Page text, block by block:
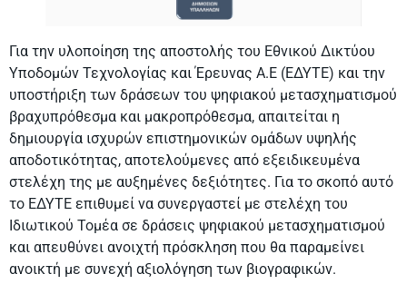
Για την υλοποίηση της αποστολής του Εθνικού Δικτύου
Υποδομών Τεχνολογίας και Έρευνας Α.Ε (ΕΔΥΤΕ) και την
υποστήριξη των δράσεων του ψηφιακού μετασχηματισμού
βραχυπρόθεσμα και μακροπρόθεσμα, απαιτείται η
δημιουργία ισχυρών επιστημονικών ομάδων υψηλής
αποδοτικότητας, αποτελούμενες από εξειδικευμένα
στελέχη της με αυξημένες δεξιότητες. Για το σκοπό αυτό
το ΕΔΥΤΕ επιθυμεί να συνεργαστεί με στελέχη του
Ιδιωτικού Τομέα σε δράσεις ψηφιακού μετασχηματισμού
και απευθύνει ανοιχτή πρόσκληση που θα παραμείνει
ανοικτή με συνεχή αξιολόγηση των βιογραφικών.